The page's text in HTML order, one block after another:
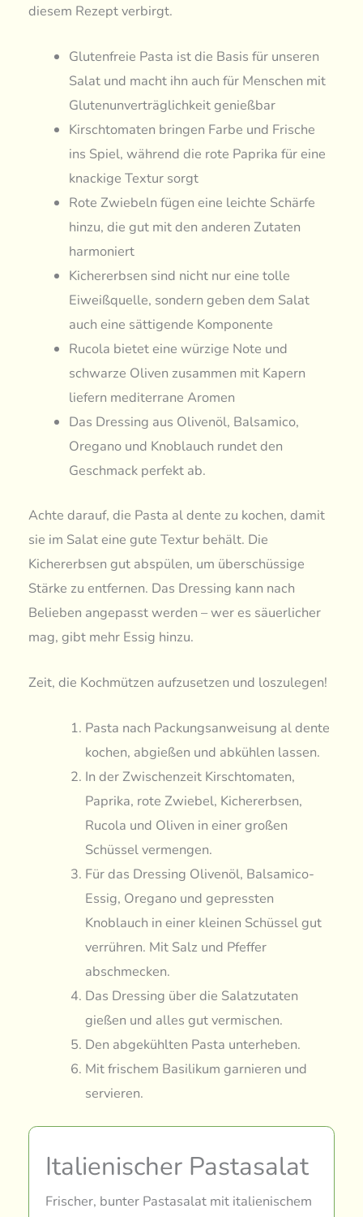
diesem Rezept verbirgt.
Glutenfreie Pasta ist die Basis für unseren
Salat und macht ihn auch für Menschen mit
Glutenunverträglichkeit genießbar
Kirschtomaten bringen Farbe und Frische
ins Spiel, während die rote Paprika für eine
knackige Textur sorgt
Rote Zwiebeln fügen eine leichte Schärfe
hinzu, die gut mit den anderen Zutaten
harmoniert
Kichererbsen sind nicht nur eine tolle
Eiweißquelle, sondern geben dem Salat
auch eine sättigende Komponente
Rucola bietet eine würzige Note und
schwarze Oliven zusammen mit Kapern
liefern mediterrane Aromen
Das Dressing aus Olivenöl, Balsamico,
Oregano und Knoblauch rundet den
Geschmack perfekt ab.
Achte darauf, die Pasta al dente zu kochen, damit
sie im Salat eine gute Textur behält. Die
Kichererbsen gut abspülen, um überschüssige
Stärke zu entfernen. Das Dressing kann nach
Belieben angepasst werden – wer es säuerlicher
mag, gibt mehr Essig hinzu.
Zeit, die Kochmützen aufzusetzen und loszulegen!
Pasta nach Packungsanweisung al dente
kochen, abgießen und abkühlen lassen.
In der Zwischenzeit Kirschtomaten,
Paprika, rote Zwiebel, Kichererbsen,
Rucola und Oliven in einer großen
Schüssel vermengen.
Für das Dressing Olivenöl, Balsamico-
Essig, Oregano und gepressten
Knoblauch in einer kleinen Schüssel gut
verrühren. Mit Salz und Pfeffer
abschmecken.
Das Dressing über die Salatzutaten
gießen und alles gut vermischen.
Den abgekühlten Pasta unterheben.
Mit frischem Basilikum garnieren und
servieren.
Italienischer Pastasalat
Frischer, bunter Pastasalat mit italienischem